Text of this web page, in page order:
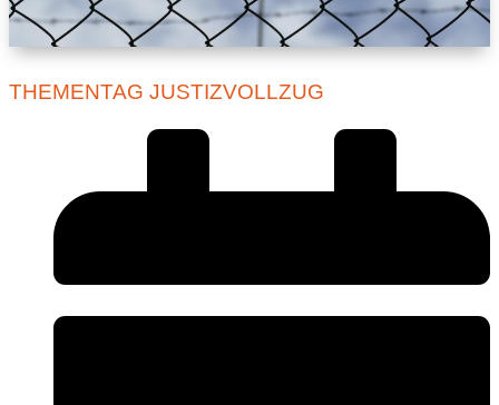
THEMENTAG JUSTIZVOLLZUG